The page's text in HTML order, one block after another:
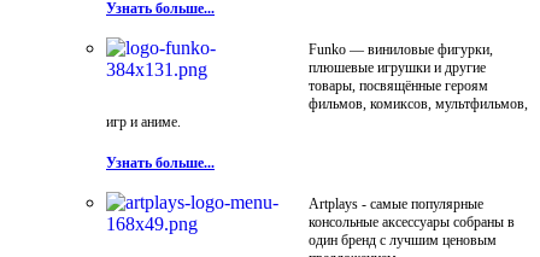
Узнать больше...
Funko — виниловые фигурки,
плюшевые игрушки и другие
товары, посвящённые героям
фильмов, комиксов, мультфильмов,
игр и аниме.
Узнать больше...
Artplays - самые популярные
консольные аксессуары собраны в
один бренд с лучшим ценовым